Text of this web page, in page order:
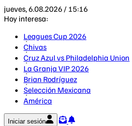
jueves, 6.08.2026 / 15:16
Hoy interesa:
Leagues Cup 2026
Chivas
Cruz Azul vs Philadelphia Union
La Granja VIP 2026
Brian Rodríguez
Selección Mexicana
América
Iniciar sesión